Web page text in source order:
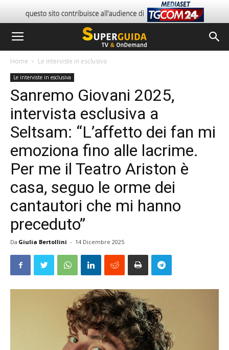
Home Le interviste in esclusiva
Le interviste in esclusiva
Sanremo Giovani 2025,
intervista esclusiva a
Seltsam: “L’affetto dei fan mi
emoziona fino alle lacrime.
Per me il Teatro Ariston è
casa, seguo le orme dei
cantautori che mi hanno
preceduto”
Da Giulia Bertollini - 14 Dicembre 2025